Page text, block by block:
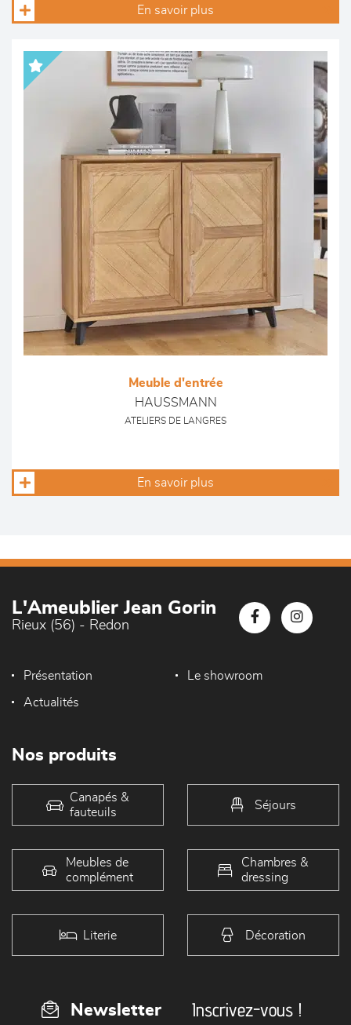
En savoir plus
Meuble d'entrée
HAUSSMANN
ATELIERS DE LANGRES
En savoir plus
L'Ameublier Jean Gorin
Rieux (56) - Redon
Présentation Le showroom
Actualités
Nos produits
Canapés &
fauteuils
Séjours
Meubles de
complément
Chambres &
dressing
Literie Décoration
Newsletter Inscrivez-vous !